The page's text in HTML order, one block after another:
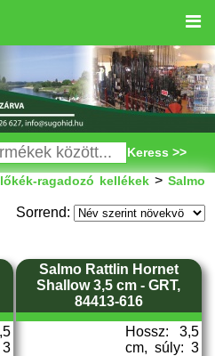
Keress >>
ragadozó kellékek> Salmo
Sorrend:
Salmo Rattlin Hornet
Shallow 3,5 cm - GRT,
84413-616
Hossz: 3,5
cm, súly: 3